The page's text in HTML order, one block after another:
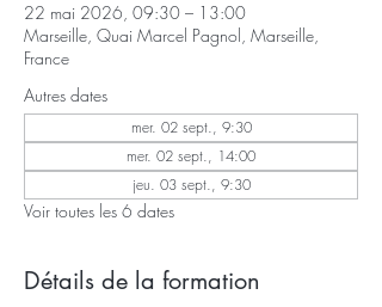
22 mai 2026, 09:30 – 13:00
Marseille, Quai Marcel Pagnol, Marseille,
France
Autres dates
mer. 02 sept., 9:30
mer. 02 sept., 14:00
jeu. 03 sept., 9:30
Voir toutes les 6 dates
Détails de la formation